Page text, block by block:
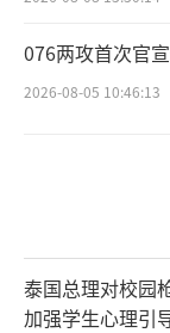
076两攻首次官
2026-08-05 10:46:13
泰国总理对校园
加强学生心理引